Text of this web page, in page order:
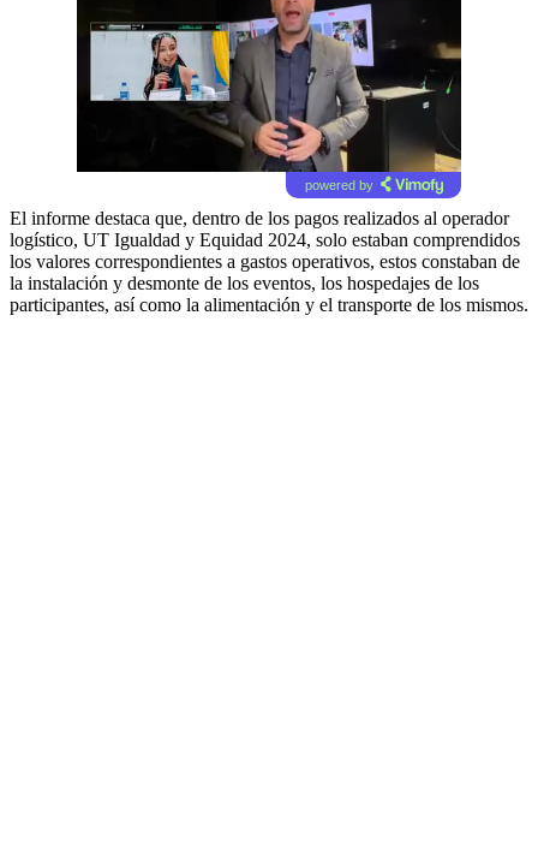
powered by
El informe destaca que, dentro de los pagos realizados al operador
logístico, UT Igualdad y Equidad 2024, solo estaban comprendidos
los valores correspondientes a gastos operativos, estos constaban de
la instalación y desmonte de los eventos, los hospedajes de los
participantes, así como la alimentación y el transporte de los mismos.